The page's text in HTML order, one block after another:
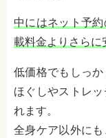
中にはネット予
載料金よりさらに
低価格でもしっ
ほぐしやストレ
れます。
全身ケア以外に